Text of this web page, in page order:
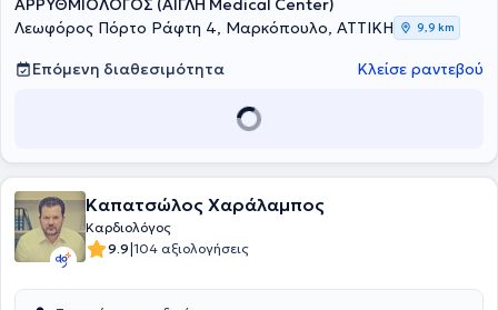
ΑΡΡΥΘΜΙΟΛΟΓΟΣ (ΑΙΓΛΗ Medical Center)
Λεωφόρος Πόρτο Ράφτη 4, Μαρκόπουλο, ΑΤΤΙΚΗ
9,9 km
Επόμενη διαθεσιμότητα Κλείσε ραντεβού
Καπατσώλος Χαράλαμπος
Καρδιολόγος
9.9|104 αξιολογήσεις